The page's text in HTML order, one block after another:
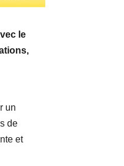
le
un
de
et